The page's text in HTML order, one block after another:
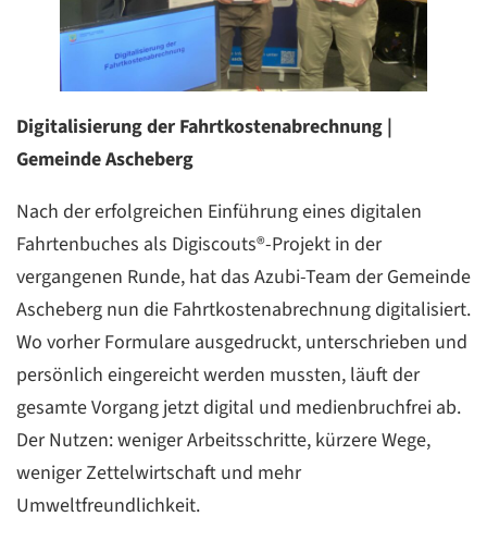
Digitalisierung der Fahrtkostenabrechnung |
Gemeinde Ascheberg
Nach der erfolgreichen Einführung eines digitalen
Fahrtenbuches als Digiscouts®-Projekt in der
vergangenen Runde, hat das Azubi-Team der Gemeinde
Ascheberg nun die Fahrtkostenabrechnung digitalisiert.
Wo vorher Formulare ausgedruckt, unterschrieben und
persönlich eingereicht werden mussten, läuft der
gesamte Vorgang jetzt digital und medienbruchfrei ab.
Der Nutzen: weniger Arbeitsschritte, kürzere Wege,
weniger Zettelwirtschaft und mehr
Umweltfreundlichkeit.